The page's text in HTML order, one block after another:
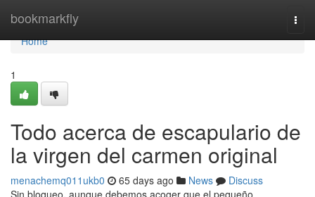
bookmarkfly
Home
Home
1
Todo acerca de escapulario de
la virgen del carmen original
menachemq011ukb0 65 days ago News
Discuss
Sin bloqueo, aunque debemos acoger que el pequeño